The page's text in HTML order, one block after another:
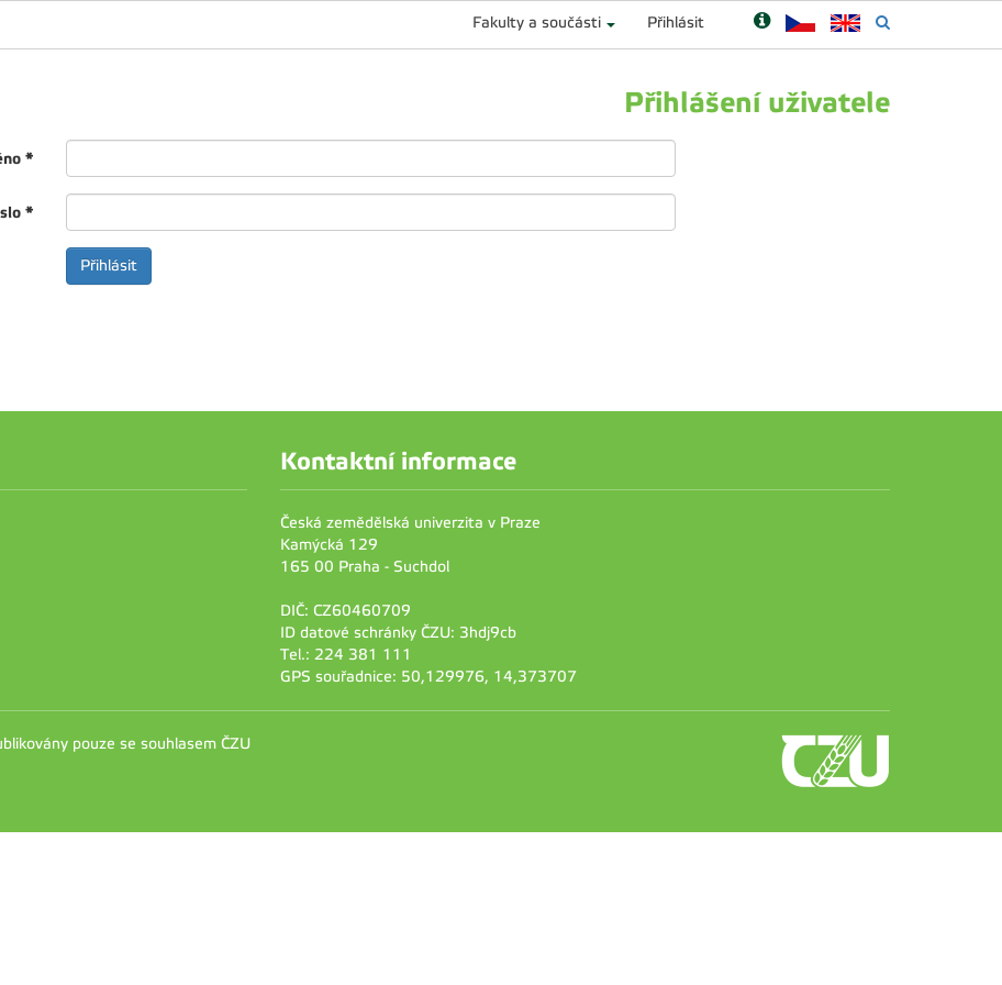
Fakulty a součásti Přihlásit
Přihlášení uživatele
*
*
Kontaktní informace
Česká zemědělská univerzita v Praze
Kamýcká 129
165 00 Praha - Suchdol
DIČ: CZ60460709
ID datové schránky ČZU: 3hdj9cb
Tel.: 224 381 111
GPS souřadnice: 50,129976, 14,373707
pouze se souhlasem ČZU